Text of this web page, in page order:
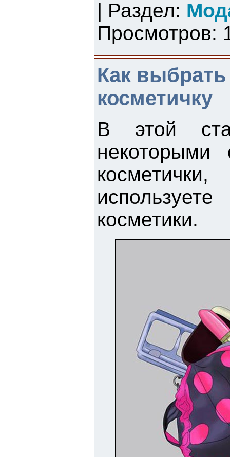
| Раздел:
Просмотров:
Как
косметичку
В этой
косметики.